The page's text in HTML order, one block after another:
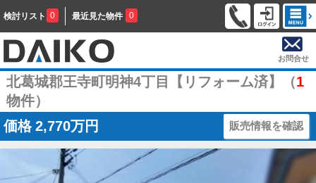
検討リスト 0 最近見た物件 0
お問合せ
北葛城郡王寺町明神4丁目【リフォーム済】（1
物件）
価格 2,770万円 販売情報を確認